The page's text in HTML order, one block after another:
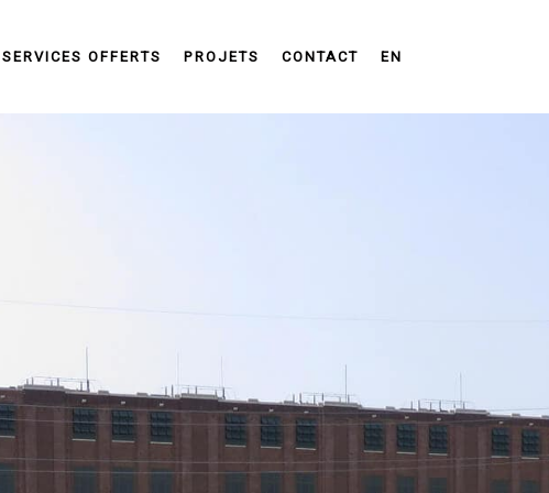
SERVICES OFFERTS PROJETS CONTACT EN